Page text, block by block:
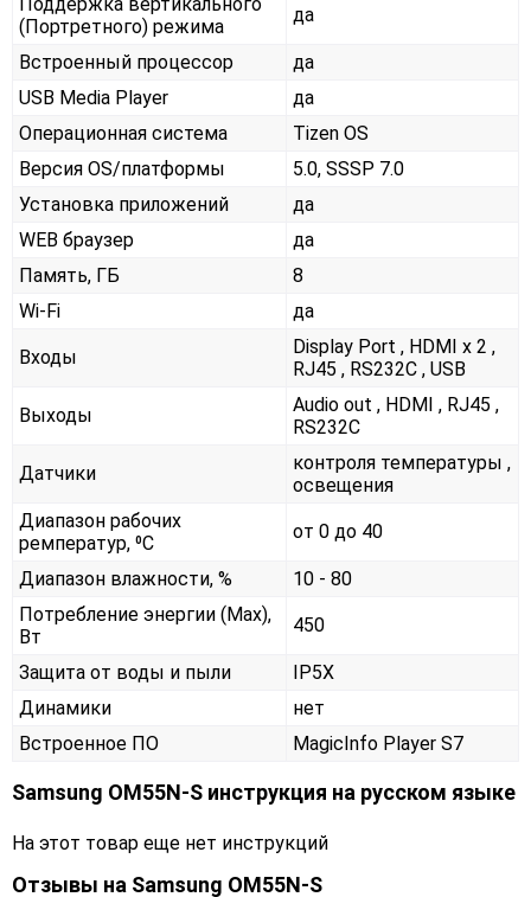
(Портретного) режима
да
Встроенный процессор
да
USB Media Player
да
Операционная система
Tizen OS
Версия OS/платформы
5.0, SSSP 7.0
Установка приложений
да
WEB браузер
да
Память, ГБ
8
Wi-Fi
да
Входы
Display Port , HDMI x 2 ,
RJ45 , RS232С , USB
Выходы
Audio out , HDMI , RJ45 ,
RS232С
Датчики
контроля температуры ,
освещения
Диапазон рабочих
ремператур, ⁰С
от 0 до 40
Диапазон влажности, %
10 - 80
Потребление энергии (Max),
Вт
450
Защита от воды и пыли
IP5X
Динамики
нет
Встроенное ПО
MagicInfo Player S7
Samsung OM55N-S инструкция на русском языке
На этот товар еще нет инструкций
Отзывы на Samsung OM55N-S